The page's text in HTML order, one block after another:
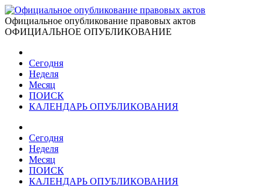
Официальное опубликование правовых актов
ОФИЦИАЛЬНОЕ ОПУБЛИКОВАНИЕ
Сегодня
Неделя
Месяц
ПОИСК
КАЛЕНДАРЬ ОПУБЛИКОВАНИЯ
Сегодня
Неделя
Месяц
ПОИСК
КАЛЕНДАРЬ ОПУБЛИКОВАНИЯ